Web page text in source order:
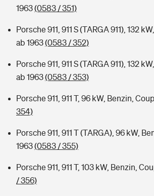
1963(0583 / 351)
Porsche 911, 911 S (TARGA 911), 132
ab 1963(0583 / 352)
Porsche 911, 911 S (TARGA 911), 132
ab 1963(0583 / 353)
Porsche 911, 911 T, 96 kW, Benzin,
354)
Porsche 911, 911 T (TARGA), 96 kW,
1963(0583 / 355)
Porsche 911, 911 T, 103 kW, Benzin,
/ 356)